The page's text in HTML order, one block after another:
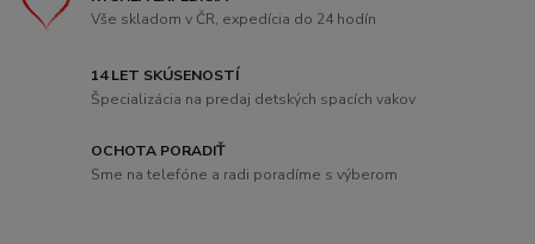
Vše skladom v ČR, expedícia do 24 hodín
14 LET SKÚSENOSTÍ
Špecializácia na predaj detských spacích vakov
OCHOTA PORADIŤ
Sme na telefóne a radi poradíme s výberom